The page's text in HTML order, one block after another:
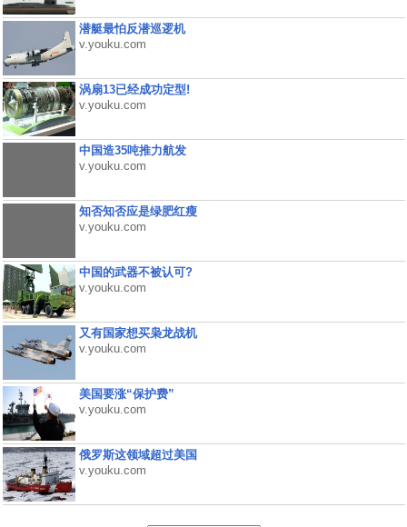
潜艇最怕反潜巡逻机
v.youku.com
涡扇13已经成功定型!
v.youku.com
中国造35吨推力航发
v.youku.com
知否知否应是绿肥红瘦
v.youku.com
中国的武器不被认可?
v.youku.com
又有国家想买枭龙战机
v.youku.com
美国要涨“保护费”
v.youku.com
俄罗斯这领域超过美国
v.youku.com